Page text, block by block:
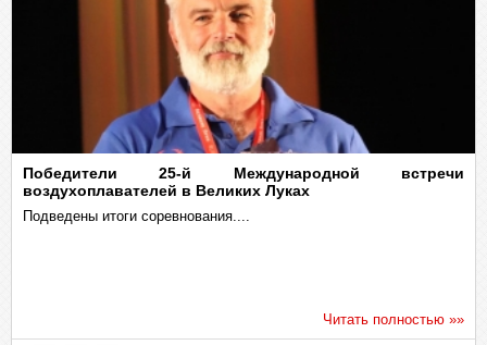
Победители 25-й Международной встречи
воздухоплавателей в Великих Луках
Подведены итоги соревнования....
Читать полностью »»